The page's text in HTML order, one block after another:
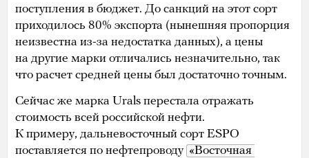
поступления в бюджет. До санкций на этот сорт
приходилось 80% экспорта (нынешняя пропорция
неизвестна из-за недостатка данных), а цены
на другие марки отличались незначительно, так
что расчет средней цены был достаточно точным.
Сейчас же марка Urals перестала отражать
стоимость всей российской нефти.
К примеру, дальневосточный сорт ESPO
поставляется по нефтепроводу «Восточная